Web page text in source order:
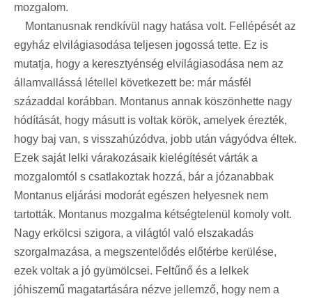
mozgalom.
Montanusnak rendkívül nagy hatása volt. Fellépését az
egyház elvilágiasodása teljesen jogossá tette. Ez is
mutatja, hogy a keresztyénség elvilágiasodása nem az
államvallássá létellel következett be: már másfél
századdal korábban. Montanus annak köszönhette nagy
hódítását, hogy másutt is voltak körök, amelyek érezték,
hogy baj van, s visszahúzódva, jobb után vágyódva éltek.
Ezek saját lelki várakozásaik kielégítését várták a
mozgalomtól s csatlakoztak hozzá, bár a józanabbak
Montanus eljárási modorát egészen helyesnek nem
tartották. Montanus mozgalma kétségtelenül komoly volt.
Nagy erkölcsi szigora, a világtól való elszakadás
szorgalmazása, a megszentelődés előtérbe kerülése,
ezek voltak a jó gyümölcsei. Feltűnő és a lelkek
jóhiszemű magatartására nézve jellemző, hogy nem a